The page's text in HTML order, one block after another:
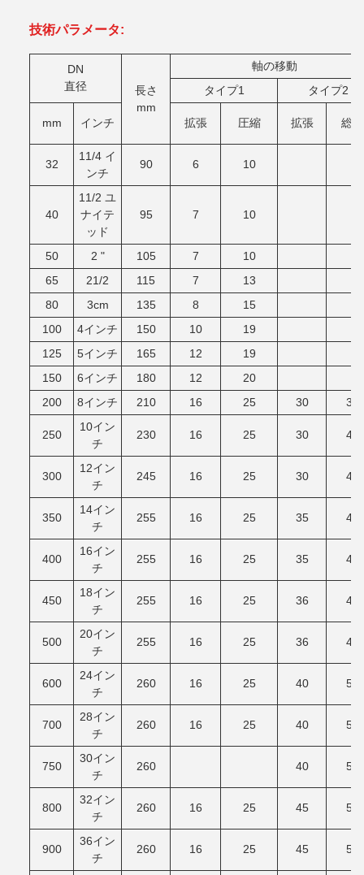
技術パラメータ:
DN
直径
長さ
mm
軸の移動
タイプ1
タイプ2
mm インチ 拡張 圧縮 拡張 総会
32
11/4 イ
ンチ
90 6 10
40
11/2 ユ
ナイテ
ッド
95 7 10
50 2 " 105 7
10
65
21/2 115 7
13
80
3cm 135 8
15
100
4インチ 150 10
19
125
5インチ 165 12
19
150
6インチ 180 12
20
200
8インチ 210 16 25 30 35
250
10イン
チ
230 16 25 30 40
300
12イン
チ
245 16 25 30 40
350
14イン
チ
255 16 25 35 45
400
16イン
チ
255 16 25 35 45
450
18イン
チ
255 16 25 36 47
500
20イン
チ
255 16 25 36 48
600
24イン
チ
260 16 25 40 50
700
28イン
チ
260 16 25 40 55
750
30イン
チ
260 40 55
800
32イン
チ
260 16 25 45 55
900
36イン
チ
260 16 25 45 55